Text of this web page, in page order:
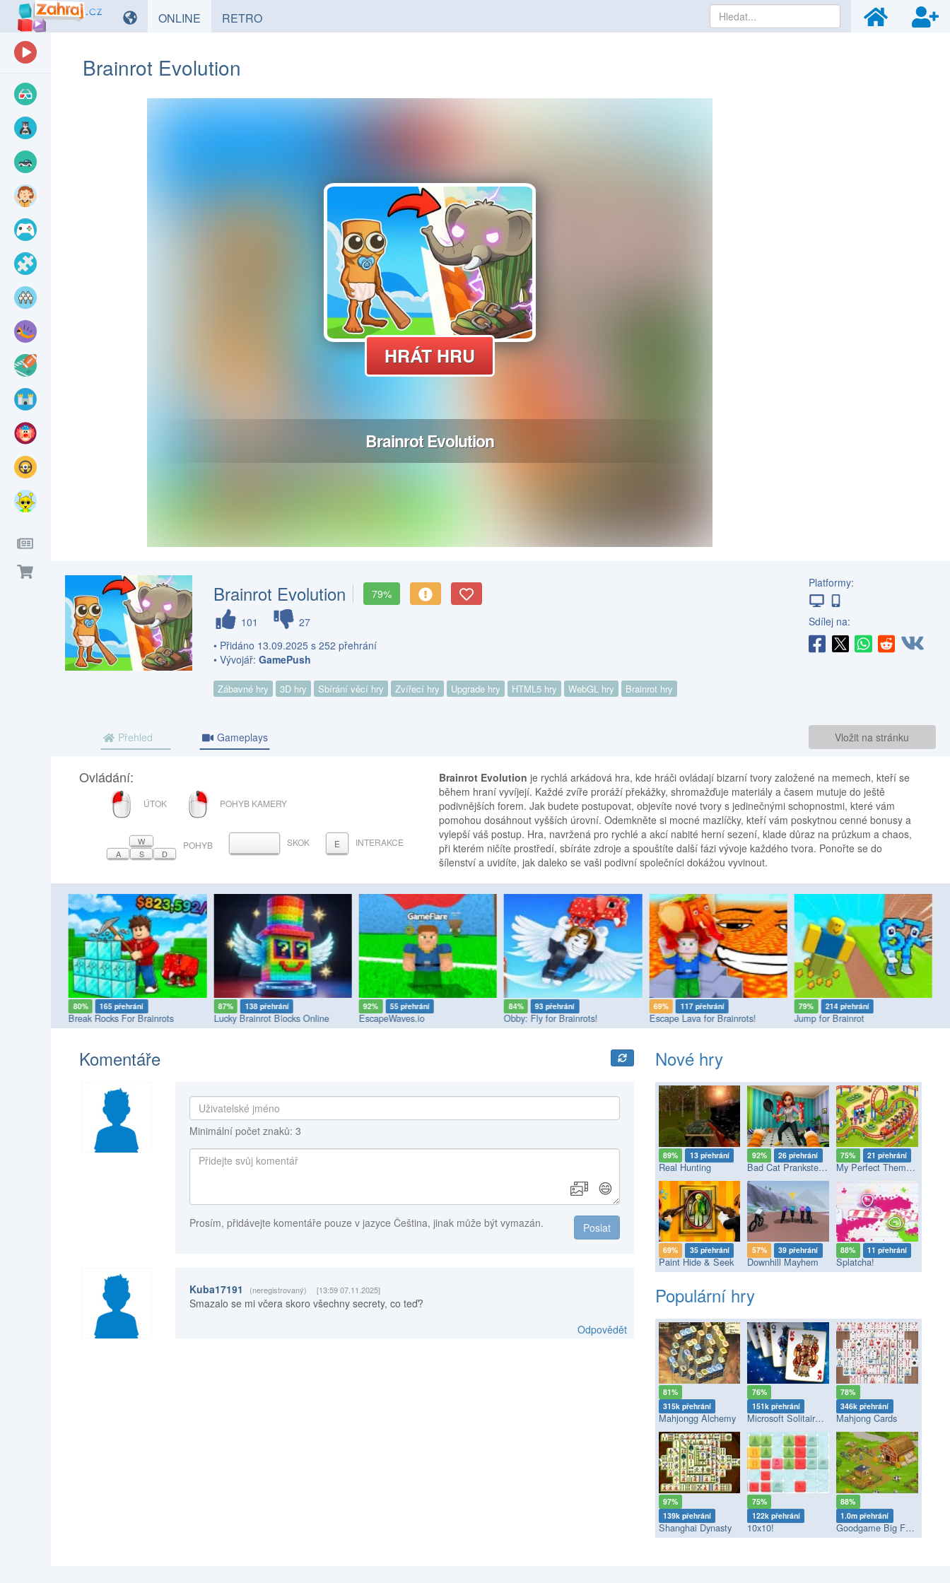
ONLINE HRYRETROHRY
Brainrot Evolution
Brainrot Evolution
79%
101
27
• Přidáno 13.09.2025 s 252 přehrání
• Vývojář:GamePush
Zábavné hry 3D hry Sbírání věcí hry Zvířecí hry Upgrade hry HTML5 hry WebGL hry Brainrot hry
Platformy:
Sdílej na:
Vložit na stránku
Přehled Gameplays
Ovládání:
LEVÉ
TLAČÍTKO
MYŠI
ÚTOK
PRAVÉ
TLAČÍTKO
MYŠI
POHYB KAMERY
W
A
S D
POHYB MEZERNÍKSKOK E INTERAKCE
Brainrot Evolution je rychlá arkádová hra, kde hráči ovládají bizarní tvory založené na memech, kteří se
během hraní vyvíjejí. Každé zvíře proráží překážky, shromažďuje materiály a časem mutuje do ještě
podivnějších forem. Jak budete postupovat, objevíte nové tvory s jedinečnými schopnostmi, které vám
pomohou dosáhnout vyšších úrovní. Odemkněte si mocné mazlíčky, kteří vám poskytnou cenné bonusy a
vylepší váš postup. Hra, navržená pro rychlé a akcí nabité herní sezení, klade důraz na průzkum a chaos,
při kterém ničíte prostředí, sbíráte zdroje a spouštíte další fázi vývoje každého tvora. Ponořte se do
šílenství a uvidíte, jak daleko se vaši podivní společníci dokážou vyvinout.
80% 165 přehrání
Break Rocks For Brainrots
87% 138 přehrání
Lucky Brainrot Blocks Online
92% 55 přehrání
EscapeWaves.io
84% 93 přehrání
Obby: Fly for Brainrots!
69% 117 přehrání
Escape Lava for Brainrots!
79% 214 přehrání
Jump for Brainrot
Komentáře
Minimální počet znaků: 3
😄
Poslat
Prosím, přidávejte komentáře pouze v jazyce Čeština, jinak může být vymazán.
Kuba17191 (neregistrovaný) [13:59 07.11.2025]
Smazalo se mi včera skoro všechny secrety, co teď?
Odpovědět
Nové hry
89% 13 přehrání
Real Hunting
92% 26 přehrání
Bad Cat Prankster - Mom’s Return
75% 21 přehrání
My Perfect Theme Park
69% 35 přehrání
Paint Hide & Seek
57% 39 přehrání
Downhill Mayhem
88% 11 přehrání
Splatcha!
Populární hry
81%
315k přehrání
Mahjongg Alchemy
76%
151k přehrání
Microsoft Solitaire Collection
78%
346k přehrání
Mahjong Cards
97%
139k přehrání
Shanghai Dynasty
75%
122k přehrání
10x10!
88%
1.0m přehrání
Goodgame Big Farm